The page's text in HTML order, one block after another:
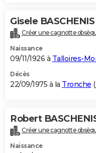
Gisele BASCHENIS
Créer une cagnotte
Naissance
09/11/1926 à Talloires-
Décès
22/09/1975 à la Tronche (
Robert
Créer une cagnotte
Naissance